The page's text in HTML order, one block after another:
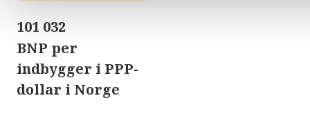
101 032
BNP per
indbygger i PPP-
dollar i Norge